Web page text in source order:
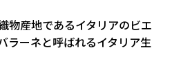
物産地であるイタリアのビエ
ラーネと呼ばれるイタリア生